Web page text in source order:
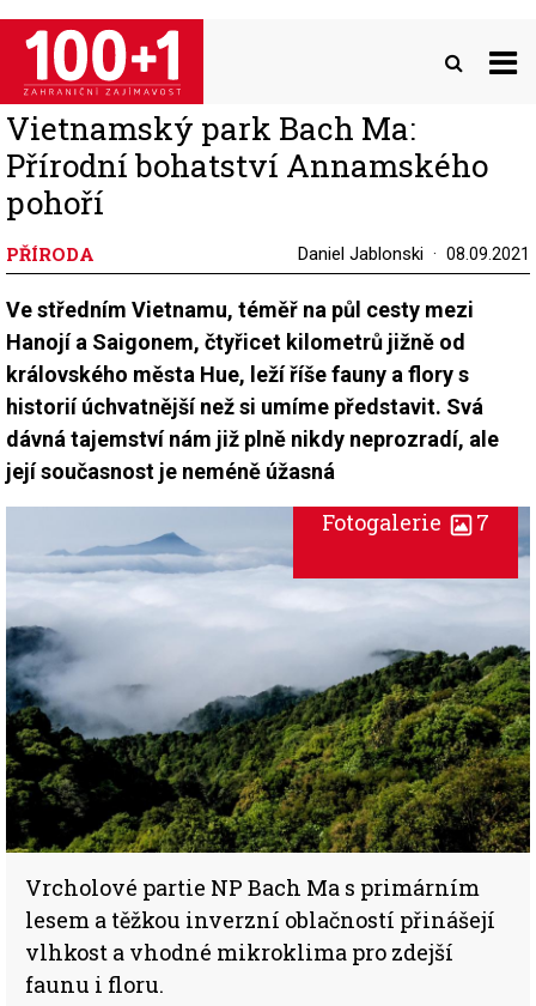
Přejít
hlavnímu
obsahu
Vietnamský park Bach Ma:
Přírodní bohatství Annamského
pohoří
PŘÍRODA Daniel Jablonski 08.09.2021
Ve středním Vietnamu, téměř na půl cesty mezi
Hanojí a Saigonem, čtyřicet kilometrů jižně od
královského města Hue, leží říše fauny a flory s
historií úchvatnější než si umíme představit. Svá
dávná tajemství nám již plně nikdy neprozradí, ale
její současnost je neméně úžasná
Vrcholové partie NP Bach Ma s primárním
lesem a těžkou inverzní oblačností přinášejí
vlhkost a vhodné mikroklima pro zdejší
faunu i floru.
Fotogalerie 7